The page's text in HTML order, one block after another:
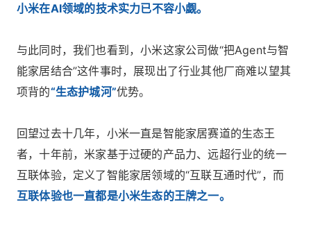
小米在AI领域的技术实力已不容小觑。
与此同时，我们也看到，小米这家公司做“把Agent与智
能家居结合”这件事时，展现出了行业其他厂商难以望其
项背的“生态护城河”优势。
回望过去十几年，小米一直是智能家居赛道的生态王
者，十年前，米家基于过硬的产品力、远超行业的统一
互联体验，定义了智能家居领域的“互联互通时代”，而
互联体验也一直都是小米生态的王牌之一。